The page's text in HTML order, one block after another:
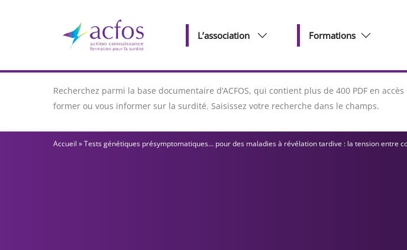
L’association Formations
Recherchez parmi la base documentaire d’ACFOS, qui contient plus de 400 PDF en
former ou vous informer sur la surdité. Saisissez votre recherche dans le champs.
Accueil »Tests génétiques présymptomatiques… pour des maladies à révélation tardive : la tension entre